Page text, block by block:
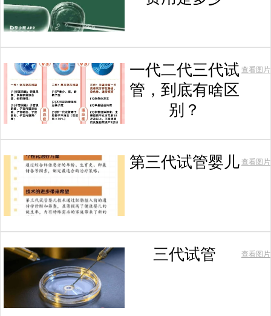
一代二代三代试
管，到底有啥区
别？
查看图片
第三代试管婴儿 查看图片
三代试管 查看图片